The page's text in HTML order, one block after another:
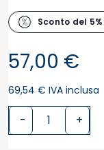
Sconto del 5%
57,00 €
69,54 € IVA inclusa
- +